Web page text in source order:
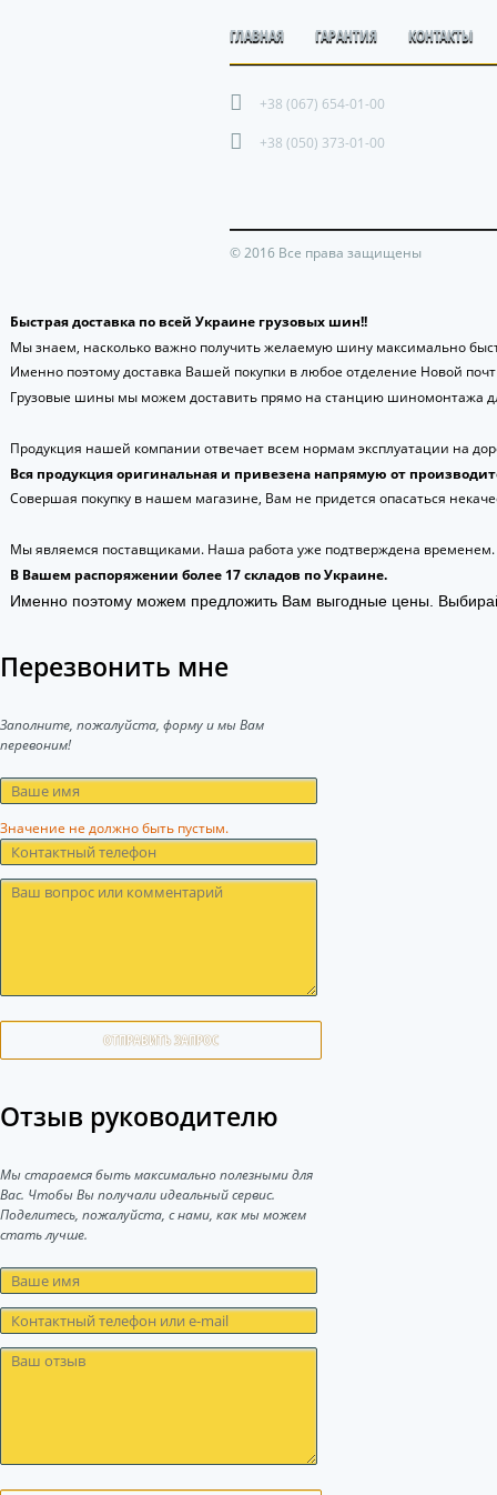
ГЛАВНАЯ ГАРАНТИЯ КОНТАКТЫ
+38 (067) 654-01-00
+38 (050) 373-01-00
© 2016 Все права защищены
Быстрая доставка по всей Украине грузовых шин!!
Мы знаем, насколько важно получить желаемую шину максимально
Именно поэтому доставка Вашей покупки в любое отделение Новой
Грузовые шины мы можем доставить прямо на станцию шиномонтажа
Продукция нашей компании отвечает всем нормам эксплуатации на
Вся продукция оригинальная и привезена напрямую от
Совершая покупку в нашем магазине, Вам не придется опасаться
Мы являемся поставщиками. Наша работа уже подтверждена временем.
В Вашем распоряжении более 17 складов по Украине.
Именно поэтому можем предложить Вам выгодные цены.
Перезвонить мне
Заполните, пожалуйста, форму и мы Вам
перевоним!
Значение не должно быть пустым.
ОТПРАВИТЬ ЗАПРОС
Отзыв руководителю
Мы стараемся быть максимально полезными для
Вас. Чтобы Вы получали идеальный сервис.
Поделитесь, пожалуйста, с нами, как мы можем
стать лучше.